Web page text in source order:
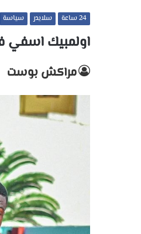
24 ساعة سلايدر سياسة
اولمبيك اسفي
مراكش بوست